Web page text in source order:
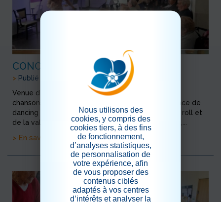
CONCERT PHILIPPE BRU
> Publié le 25/01/2026
Venue de l'artiste Philippe Bru pour un festival de
chansons qui donnent la pêche Il a mis une ambiance de
dancing avec des musiques actuelles, du rock and roll et
de la valse Et on a chanté à tue tête sur du Cloclo,...
> En savoir plus
Nous utilisons des
cookies, y compris des
cookies tiers, à des fins
de fonctionnement,
d’analyses statistiques,
de personnalisation de
votre expérience, afin
de vous proposer des
contenus ciblés
adaptés à vos centres
d’intérêts et analyser la